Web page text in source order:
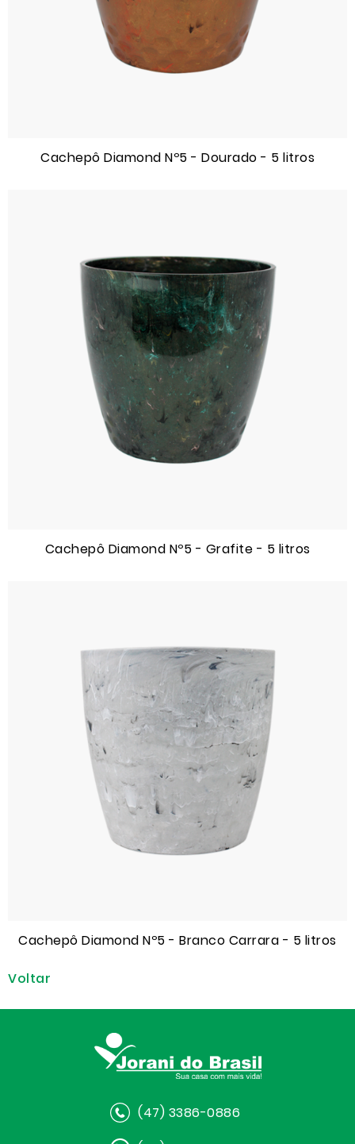
Cachepô Diamond Nº5 - Dourado - 5 litros
Cachepô Diamond Nº5 - Grafite - 5 litros
Cachepô Diamond Nº5 - Branco Carrara - 5 litros
Voltar
(47) 3386-0886